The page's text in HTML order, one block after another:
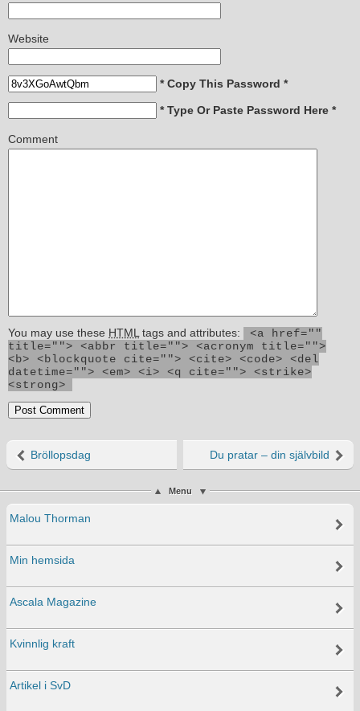
Website
* Copy This Password *
* Type Or Paste Password Here *
Comment
You may use these HTMLtags and attributes:
<a href=""
title=""> <abbr title=""> <acronym title="">
<b> <blockquote cite=""> <cite> <code> <del
datetime=""> <em> <i> <q cite=""> <strike>
<strong>
Bröllopsdag Du pratar – din självbild
Menu
Malou Thorman
Min hemsida
Ascala Magazine
Kvinnlig kraft
Artikel i SvD